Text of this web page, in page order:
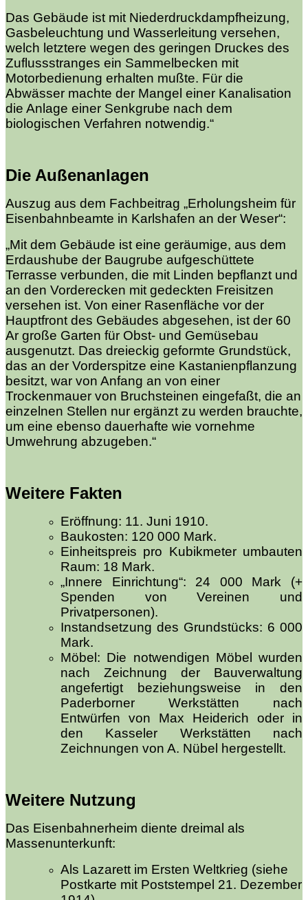
Das Gebäude ist mit Niederdruckdampfheizung,
Gasbeleuchtung und Wasserleitung versehen,
welch letztere wegen des geringen Druckes des
Zuflussstranges ein Sammelbecken mit
Motorbedienung erhalten mußte. Für die
Abwässer machte der Mangel einer Kanalisation
die Anlage einer Senkgrube nach dem
biologischen Verfahren notwendig.“
Die Außenanlagen
Auszug aus dem Fachbeitrag „Erholungsheim für
Eisenbahnbeamte in Karlshafen an der Weser“:
„Mit dem Gebäude ist eine geräumige, aus dem
Erdaushube der Baugrube aufgeschüttete
Terrasse verbunden, die mit Linden bepflanzt und
an den Vorderecken mit gedeckten Freisitzen
versehen ist. Von einer Rasenfläche vor der
Hauptfront des Gebäudes abgesehen, ist der 60
Ar große Garten für Obst- und Gemüsebau
ausgenutzt. Das dreieckig geformte Grundstück,
das an der Vorderspitze eine Kastanienpflanzung
besitzt, war von Anfang an von einer
Trockenmauer von Bruchsteinen eingefaßt, die an
einzelnen Stellen nur ergänzt zu werden brauchte,
um eine ebenso dauerhafte wie vornehme
Umwehrung abzugeben.“
Weitere Fakten
Eröffnung: 11. Juni 1910.
Baukosten: 120 000 Mark.
Einheitspreis pro Kubikmeter umbauten
Raum: 18 Mark.
„Innere Einrichtung“: 24 000 Mark (+
Spenden von Vereinen und
Privatpersonen).
Instandsetzung des Grundstücks: 6 000
Mark.
Möbel: Die notwendigen Möbel wurden
nach Zeichnung der Bauverwaltung
angefertigt beziehungsweise in den
Paderborner Werkstätten nach
Entwürfen von Max Heiderich oder in
den Kasseler Werkstätten nach
Zeichnungen von A. Nübel hergestellt.
Weitere Nutzung
Das Eisenbahnerheim diente dreimal als
Massenunterkunft:
Als Lazarett im Ersten Weltkrieg (siehe
Postkarte mit Poststempel 21. Dezember